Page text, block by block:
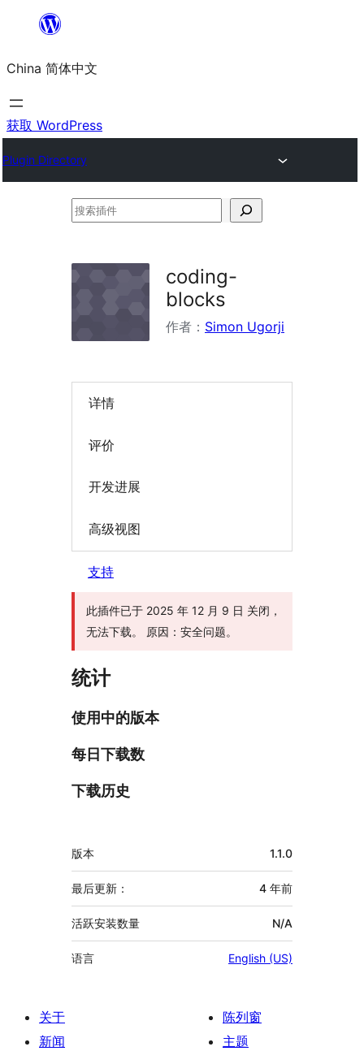
内
容
China 简体中文
获取 WordPress
Plugin Directory
搜
件
coding-
blocks
作者： Simon Ugorji
详情
评价
开发进展
高级视图
支持
此插件已于 2025 年 12 月 9 日 关闭，
无法下载。 原因：安全问题。
统计
使用中的版本
每日下载数
下载历史
额
外
信
息
版本 1.1.0
最后更新： 4 年前
活跃安装数量 N/A
语言 English (US)
关于
新闻
陈列窗
主题